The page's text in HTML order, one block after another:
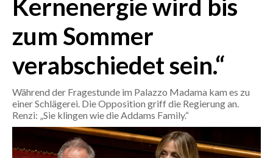
RISULTATI E CLASSIFICHE
CALCIO
BASKET
VOLLEY
TENNIS
Kernenergie wird bis
zum Sommer
verabschiedet sein.“
Während der Fragestunde im Palazzo Madama kam es zu
einer Schlägerei. Die Opposition griff die Regierung an.
Renzi: „Sie klingen wie die Addams Family.“